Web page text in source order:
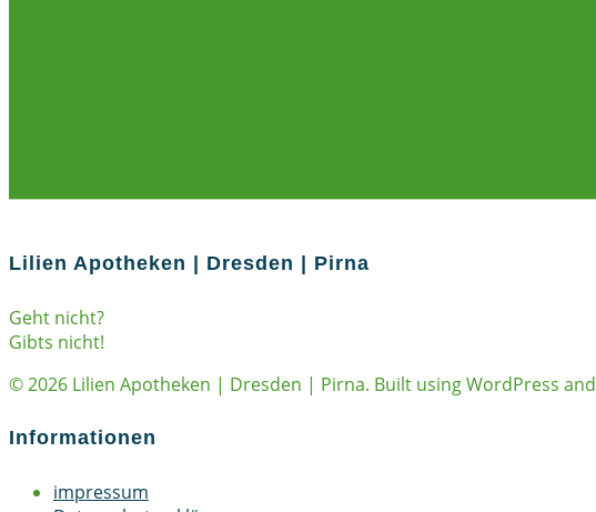
Lilien Apotheken | Dresden | Pirna
Geht nicht?
Gibts nicht!
© 2026 Lilien Apotheken | Dresden | Pirna. Built using WordPress and
Informationen
impressum